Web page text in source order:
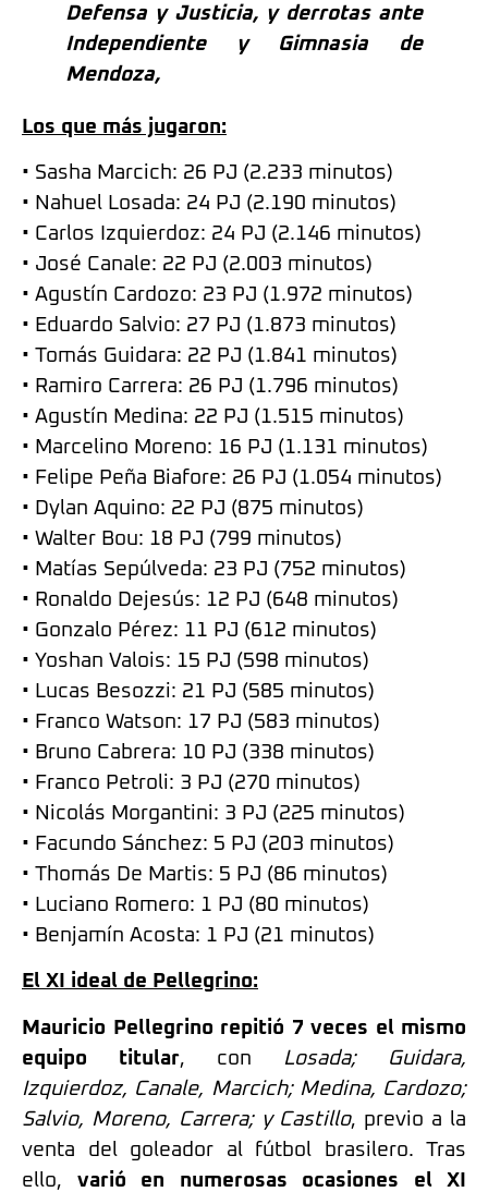
Defensa y Justicia, y derrotas ante
Independiente y Gimnasia de
Mendoza,
Los que más jugaron:
• Sasha Marcich: 26 PJ (2.233 minutos)
• Nahuel Losada: 24 PJ (2.190 minutos)
• Carlos Izquierdoz: 24 PJ (2.146 minutos)
• José Canale: 22 PJ (2.003 minutos)
• Agustín Cardozo: 23 PJ (1.972 minutos)
• Eduardo Salvio: 27 PJ (1.873 minutos)
• Tomás Guidara: 22 PJ (1.841 minutos)
• Ramiro Carrera: 26 PJ (1.796 minutos)
• Agustín Medina: 22 PJ (1.515 minutos)
• Marcelino Moreno: 16 PJ (1.131 minutos)
• Felipe Peña Biafore: 26 PJ (1.054 minutos)
• Dylan Aquino: 22 PJ (875 minutos)
• Walter Bou: 18 PJ (799 minutos)
• Matías Sepúlveda: 23 PJ (752 minutos)
• Ronaldo Dejesús: 12 PJ (648 minutos)
• Gonzalo Pérez: 11 PJ (612 minutos)
• Yoshan Valois: 15 PJ (598 minutos)
• Lucas Besozzi: 21 PJ (585 minutos)
• Franco Watson: 17 PJ (583 minutos)
• Bruno Cabrera: 10 PJ (338 minutos)
• Franco Petroli: 3 PJ (270 minutos)
• Nicolás Morgantini: 3 PJ (225 minutos)
• Facundo Sánchez: 5 PJ (203 minutos)
• Thomás De Martis: 5 PJ (86 minutos)
• Luciano Romero: 1 PJ (80 minutos)
• Benjamín Acosta: 1 PJ (21 minutos)
El XI ideal de Pellegrino:
Mauricio Pellegrino repitió 7 veces el mismo
equipo titular, con
Losada; Guidara,
Izquierdoz, Canale, Marcich; Medina, Cardozo;
Salvio, Moreno, Carrera; y Castillo, previo a la
venta del goleador al fútbol brasilero. Tras
ello, varió en numerosas ocasiones el XI